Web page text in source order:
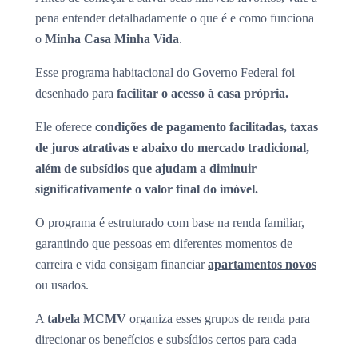
pena entender detalhadamente o que é e como funciona
o Minha Casa Minha Vida.
Esse programa habitacional do Governo Federal foi
desenhado para facilitar o acesso à casa própria.
Ele oferece condições de pagamento facilitadas, taxas
de juros atrativas e abaixo do mercado tradicional,
além de subsídios que ajudam a diminuir
significativamente o valor final do imóvel.
O programa é estruturado com base na renda familiar,
garantindo que pessoas em diferentes momentos de
carreira e vida consigam financiarapartamentos novos
ou usados.
A tabela MCMV organiza esses grupos de renda para
direcionar os benefícios e subsídios certos para cada